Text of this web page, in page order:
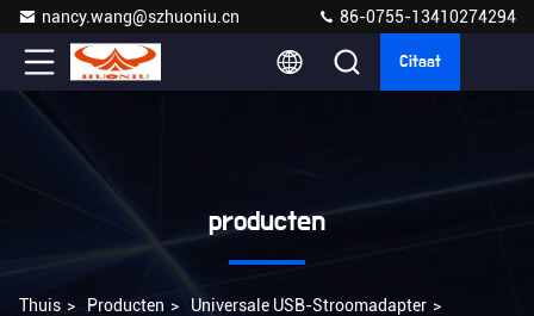
nancy.wang@szhuoniu.cn 86-0755-13410274294
Citaat
producten
Thuis > Producten > Universale USB-Stroomadapter >